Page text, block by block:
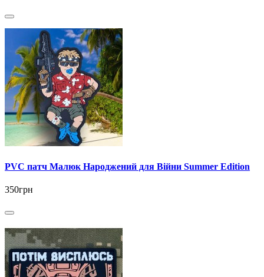
PVC патч Малюк Народжений для Війни Summer Edition
350грн